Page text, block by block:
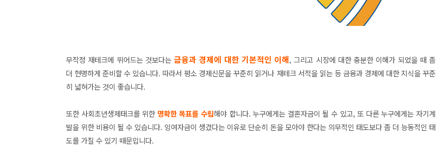
무작정 재테크에 뛰어드는 것보다는 금융과 경제에 대한 기본적인 이해, 그리고 시장에 대한 충분한 이해가 되었을 때 좀
더 현명하게 준비할 수 있습니다. 따라서 평소 경제신문을 꾸준히 읽거나 재테크 서적을 읽는 등 금융과 경제에 대한 지식을 꾸준
히 넓혀가는 것이 좋습니다.
또한 사회초년생제태크를 위한 명확한 목표를 수립해야 합니다. 누구에게는 결혼자금이 될 수 있고, 또 다른 누구에게는 자기계
발을 위한 비용이 될 수 있습니다. 잉여자금이 생겼다는 이유로 단순히 돈을 모아야 한다는 의무적인 태도보다 좀 더 능동적인 태
도를 가질 수 있기 때문입니다.